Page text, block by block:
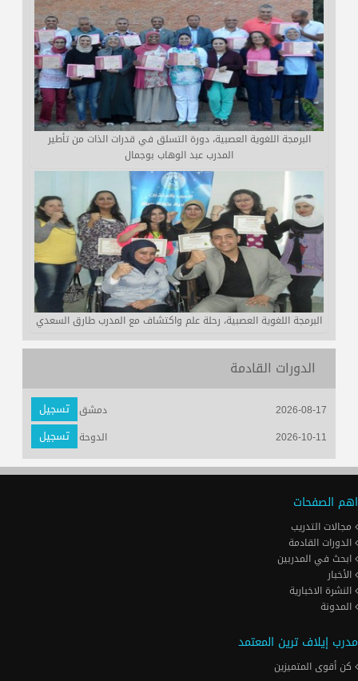
البرمجة اللغوية العصبية، دورة التسلق في قدرات الذات من تأطير
المدرب عبد الوهاب بوجمال
البرمجة اللغوية العصبية، رحلة علم واكتشاف مع المدرب طارق السعدي
الدورات القادمة
2026-08-17 دمشق تسجيل
2026-10-11 الدوحة تسجيل
اهم الصفحات
مجالات التدريب
الدورات القادمة
ابحث في المدربين
الأخبار
النشرة الاخبارية
المدونة
مدرب إيلاف ترين المعتمد
كن أقوى المتميزين